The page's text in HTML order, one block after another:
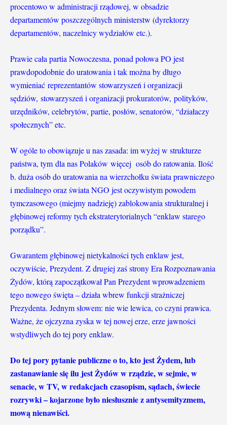
procentowo w administracji rządowej, w obsadzie
departamentów poszczególnych ministerstw (dyrektorzy
departamentów, naczelnicy wydziałów etc.).
Prawie cała partia Nowoczesna, ponad połowa PO jest
prawdopodobnie do uratowania i tak można by długo
wymieniać reprezentantów stowarzyszeń i organizacji
sędziów, stowarzyszeń i organizacji prokuratorów, polityków,
urzędników, celebrytów, partie, posłów, senatorów, “działaczy
społecznych” etc.
W ogóle to obowiązuje u nas zasada: im wyżej w strukturze
państwa, tym dla nas Polaków więcej osób do ratowania. Ilość
b. duża osób do uratowania na wierzchołku świata prawniczego
i medialnego oraz świata NGO jest oczywistym powodem
tymczasowego (miejmy nadzieję) zablokowania strukturalnej i
głębinowej reformy tych ekstraterytorialnych “enklaw starego
porządku”.
Gwarantem głębinowej nietykalności tych enklaw jest,
oczywiście, Prezydent. Z drugiej zaś strony Era Rozpoznawania
Żydów, którą zapoczątkował Pan Prezydent wprowadzeniem
tego nowego święta – działa wbrew funkcji strażniczej
Prezydenta. Jednym słowem: nie wie lewica, co czyni prawica.
Ważne, że ojczyzna zyska w tej nowej erze, erze jawności
wstydliwych do tej pory enklaw.
Do tej pory pytanie publiczne o to, kto jest Żydem, lub
zastanawianie się ilu jest Żydów w rządzie, w sejmie, w
senacie, w TV, w redakcjach czasopism, sądach, świecie
rozrywki – kojarzone było niesłusznie z antysemityzmem,
mową nienawiści.